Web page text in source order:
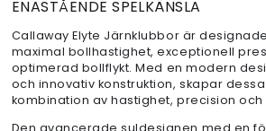
ENASTÅENDE SPELKÄNSLA
Callaway Elyte Järnklubbor är
maximal bollhastighet, exceptionell
optimerad bollflykt. Med en modern
och innovativ konstruktion, skapar
kombination av hastighet, precision och
Den avancerade suldesignen med en